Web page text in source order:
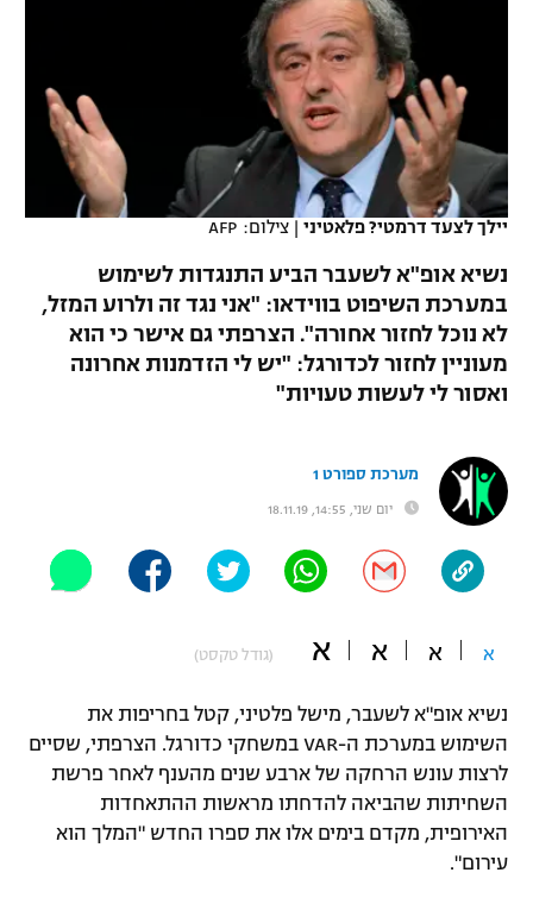
רץ ברשת
תוצאות
לוח שידורים
ברחבה
"מעל הליגה" – פודקאסט
"מחצית בשכונה" – פודקאסט
משתתפים וזוכים בפרסים
תקנון משתתפים וזוכים בפרסים
תקנון עבור פעילות אלקטרה
תקנון עבור פעילות ספורט 1 – "מרלן"
טניס
גיימינג E-Sports
נבחרת ישראל
מכבי חיפה
בית"ר ירושלים
מכבי תל אביב
הפועל חיפה
הפועל באר שבע
בני יהודה
ליגה ספרדית
ליגה איטלקית
ליגה צרפתית
ליגה הולנדית
ליגה טורקית
ליגה סינית
ליגה ברזילאית
ליגות נוספות
כדורסל נשים
מכבי תל אביב
הפועל חולון
הפועל ירושלים
יורוקאפ
כדוריד
כדורעף
שחייה
ג'ודו
אגרוף
UFC
היאבקות WWE
אופניים
ספורט מוטורי
פוטבול אמריקאי NFL
בייסבול MLB
ספורט אתגרי ואקסטרים
יילך לצעד דרמטי? פלאטיני | צילום: AFP
נשיא אופ"א לשעבר הביע התנגדות לשימוש
במערכת השיפוט בווידאו: "אני נגד זה ולרוע המזל,
לא נוכל לחזור אחורה". הצרפתי גם אישר כי הוא
מעוניין לחזור לכדורגל: "יש לי הזדמנות אחרונה
ואסור לי לעשות טעויות"
מערכת ספורט 1
יום שני, 14:55, 18.11.19
א א א א (גודל טקסט)
נשיא אופ"א לשעבר, מישל פלטיני, קטל בחריפות את
השימוש במערכת ה-VAR במשחקי כדורגל. הצרפתי, שסיים
לרצות עונש הרחקה של ארבע שנים מהענף לאחר פרשת
השחיתות שהביאה להדחתו מראשות ההתאחדות
האירופית, מקדם בימים אלו את ספרו החדש "המלך הוא
עירום".